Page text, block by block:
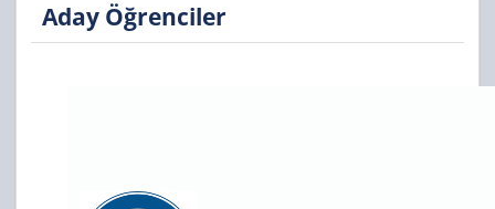
Aday Öğrenciler